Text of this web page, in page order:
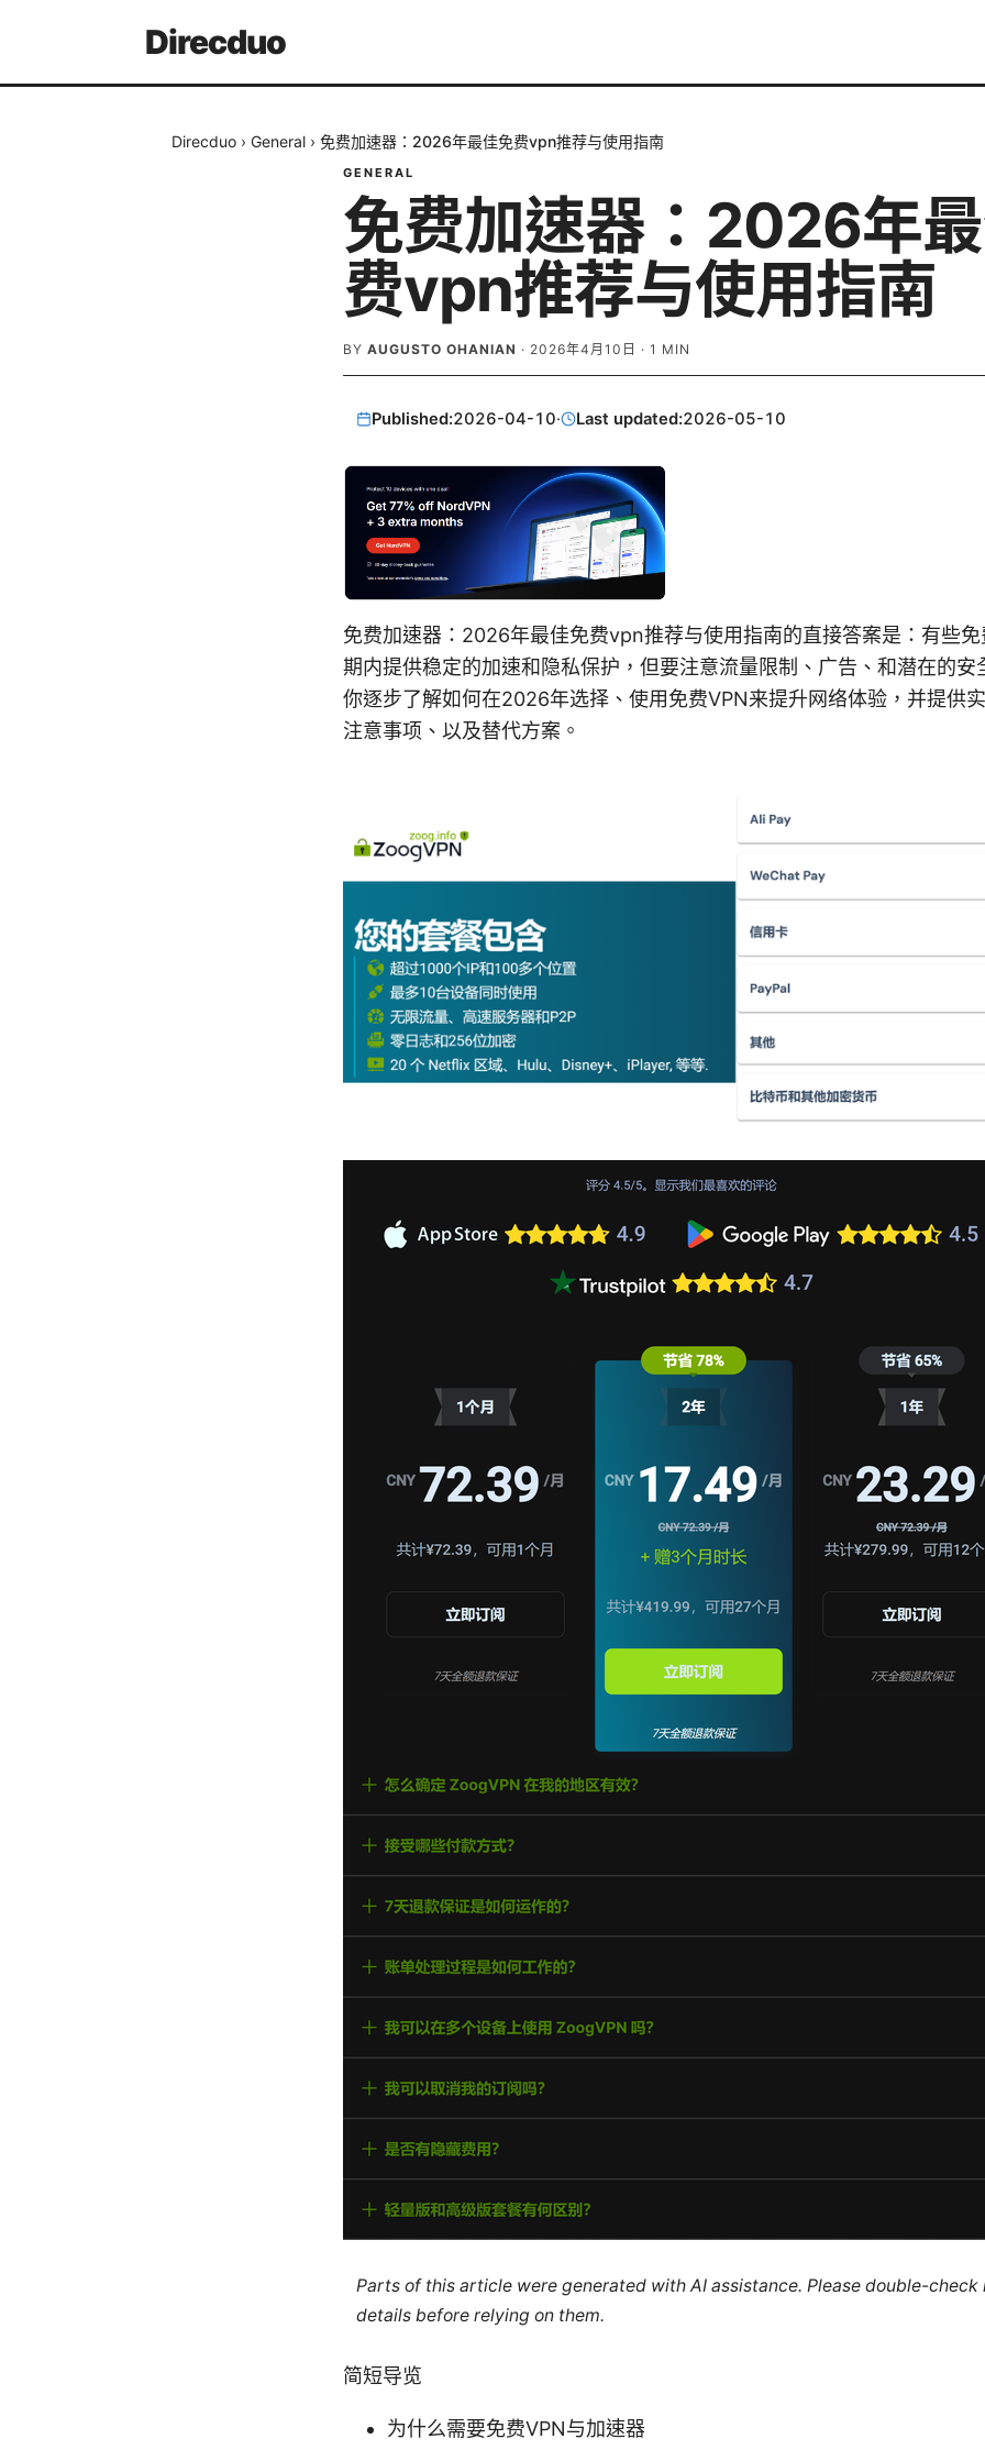
Direcduo
Direcduo › General › 免费加速器：2026年最佳免费vpn推荐与使用指南
GENERAL
免费加速器：2026年
费vpn推荐与使用指南
BY AUGUSTO OHANIAN · 2026年4月10日 · 1 MIN
Published:2026-04-10· Last updated:2026-05-10
免费加速器：2026年最佳免费vpn推荐与使用指南的直接答案是：有些
期内提供稳定的加速和隐私保护，但要注意流量限制、广告、和潜在的安
你逐步了解如何在2026年选择、使用免费VPN来提升网络体验，并提供
注意事项、以及替代方案。
Parts of this article were generated with AI assistance. Please double-
details before relying on them.
简短导览
为什么需要免费VPN与加速器